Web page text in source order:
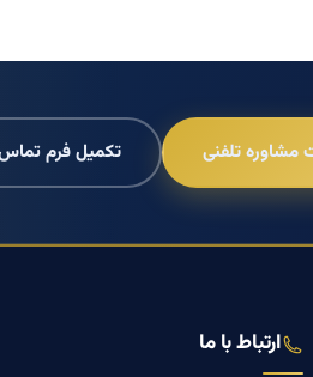
مشاوره تلفنی تکمیل فرم
ارتباط با ما